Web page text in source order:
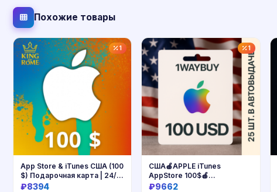
Похожие товары
1
App Store & iTunes США (100
$) Подарочная карта | 24/7
Автодоставка
₽8394
1
США🍎APPLE iTunes
AppStore 100$🍎
Подарочная карта оплат
₽9662